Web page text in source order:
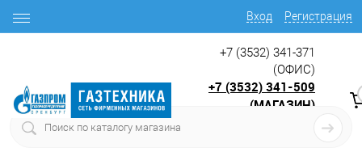
Вход Регистрация
+7 (3532) 341-371
(ОФИС)
+7 (3532) 341-509
(МАГАЗИН)